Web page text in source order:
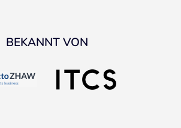
BEKANNT VON